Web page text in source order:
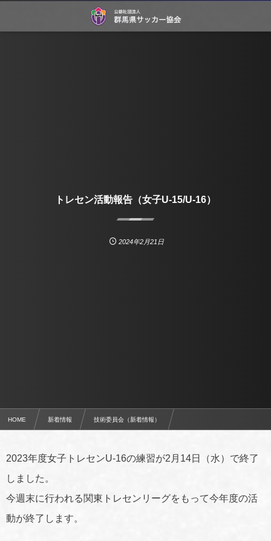
トレセン活動報告（女子U-15/U-16）
2024年2月21日
HOME 新着情報 技術委員会（新着情報）
2023年度女子トレセンU-16の練習が2月14日（水）で終了
しました。
今週末に行われる関東トレセンリーグをもって今年度の活
動が終了します。